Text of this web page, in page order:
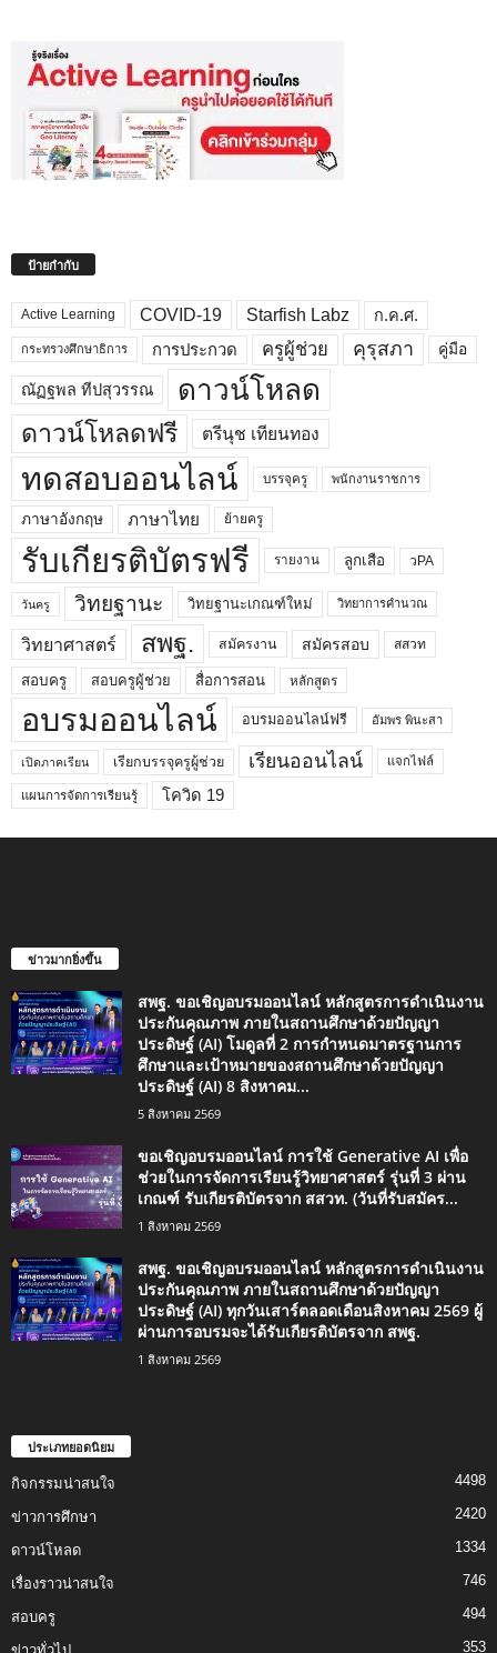
ป้ายกำกับ
Active Learning COVID-19 Starfish Labz ก.ค.ศ.
กระทรวงศึกษาธิการ การประกวด ครูผู้ช่วย คุรุสภา คู่มือ
ณัฏฐพล ทีปสุวรรณ ดาวน์โหลด
ดาวน์โหลดฟรี ตรีนุช เทียนทอง
ทดสอบออนไลน์ บรรจุครู พนักงานราชการ
ภาษาอังกฤษ ภาษาไทย ย้ายครู
รับเกียรติบัตรฟรี รายงาน ลูกเสือ วPA
วันครู วิทยฐานะ วิทยฐานะเกณฑ์ใหม่ วิทยาการคำนวณ
วิทยาศาสตร์ สพฐ. สมัครงาน สมัครสอบ สสวท
สอบครู สอบครูผู้ช่วย สื่อการสอน หลักสูตร
อบรมออนไลน์ อบรมออนไลน์ฟรี อัมพร พินะสา
เปิดภาคเรียน เรียกบรรจุครูผู้ช่วย เรียนออนไลน์ แจกไฟล์
แผนการจัดการเรียนรู้ โควิด 19
ข่าวมากยิ่งขึ้น
สพฐ. ขอเชิญอบรมออนไลน์ หลักสูตรการดำเนินงาน
ประกันคุณภาพ ภายในสถานศึกษาด้วยปัญญา
ประดิษฐ์ (AI) โมดูลที่ 2 การกำหนดมาตรฐานการ
ศึกษาและเป้าหมายของสถานศึกษาด้วยปัญญา
ประดิษฐ์ (AI) 8 สิงหาคม...
5 สิงหาคม 2569
ขอเชิญอบรมออนไลน์ การใช้ Generative AI เพื่อ
ช่วยในการจัดการเรียนรู้วิทยาศาสตร์ รุ่นที่ 3 ผ่าน
เกณฑ์ รับเกียรติบัตรจาก สสวท. (วันที่รับสมัคร...
1 สิงหาคม 2569
สพฐ. ขอเชิญอบรมออนไลน์ หลักสูตรการดำเนินงาน
ประกันคุณภาพ ภายในสถานศึกษาด้วยปัญญา
ประดิษฐ์ (AI) ทุกวันเสาร์ตลอดเดือนสิงหาคม 2569 ผู้
ผ่านการอบรมจะได้รับเกียรติบัตรจาก สพฐ.
1 สิงหาคม 2569
ประเภทยอดนิยม
กิจกรรมน่าสนใจ 4498
ข่าวการศึกษา 2420
ดาวน์โหลด 1334
เรื่องราวน่าสนใจ 746
สอบครู 494
353